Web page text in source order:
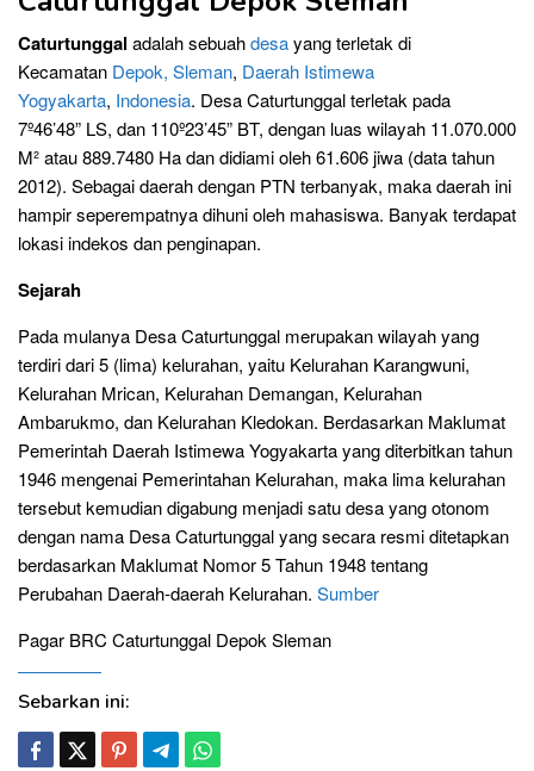
Caturtunggal adalah sebuahdesayang terletak di
Kecamatan Depok, Sleman, Daerah Istimewa
Yogyakarta, Indonesia. Desa Caturtunggal terletak pada
7º46’48” LS, dan 110º23’45” BT, dengan luas wilayah 11.070.000
M² atau 889.7480 Ha dan didiami oleh 61.606 jiwa (data tahun
2012). Sebagai daerah dengan PTN terbanyak, maka daerah ini
hampir seperempatnya dihuni oleh mahasiswa. Banyak terdapat
lokasi indekos dan penginapan.
Sejarah
Pada mulanya Desa Caturtunggal merupakan wilayah yang
terdiri dari 5 (lima) kelurahan, yaitu Kelurahan Karangwuni,
Kelurahan Mrican, Kelurahan Demangan, Kelurahan
Ambarukmo, dan Kelurahan Kledokan. Berdasarkan Maklumat
Pemerintah Daerah Istimewa Yogyakarta yang diterbitkan tahun
1946 mengenai Pemerintahan Kelurahan, maka lima kelurahan
tersebut kemudian digabung menjadi satu desa yang otonom
dengan nama Desa Caturtunggal yang secara resmi ditetapkan
berdasarkan Maklumat Nomor 5 Tahun 1948 tentang
Perubahan Daerah-daerah Kelurahan. Sumber
Pagar BRC Caturtunggal Depok Sleman
Sebarkan ini: